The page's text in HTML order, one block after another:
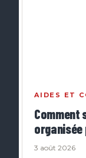
AIDES ET
Comment
organisée
3 août 2026